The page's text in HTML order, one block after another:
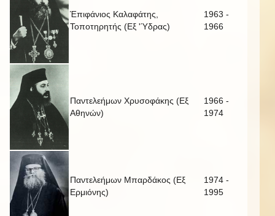
Έπιφάνιος Καλαφάτης,
Τοποτηρητής (Εξ 'Ύδρας)
1963 -
1966
Παντελεήμων Χρυσοφάκης (Εξ
Αθηνών)
1966 -
1974
Παντελεήμων Μπαρδάκος (Εξ
Ερμιόνης)
1974 -
1995